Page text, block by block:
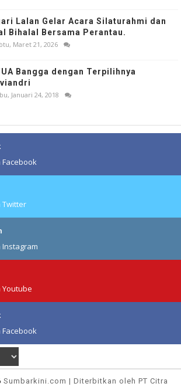
Lalan Gelar Acara Silaturahmi dan
Bihalal Bersama Perantau.
Maret 21, 2026
Bangga dengan Terpilihnya
Januari 24, 2018
Facebook
Twitter
Instagram
Youtube
Facebook
Sumbarkini .com | Diterbitkan oleh PT Citra